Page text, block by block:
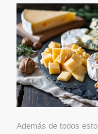
Además de todos